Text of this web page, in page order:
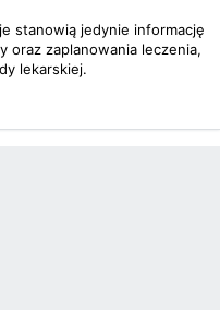
stanowią jedynie informację
oraz zaplanowania leczenia,
lekarskiej.